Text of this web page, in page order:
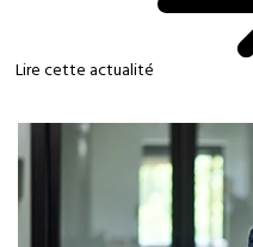
Lire cette actualité